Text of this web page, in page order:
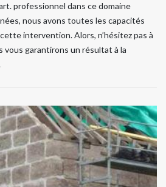
professionnel dans ce domaine
nous avons toutes les capacités
intervention. Alors, n’hésitez pas à
vous garantirons un résultat à la